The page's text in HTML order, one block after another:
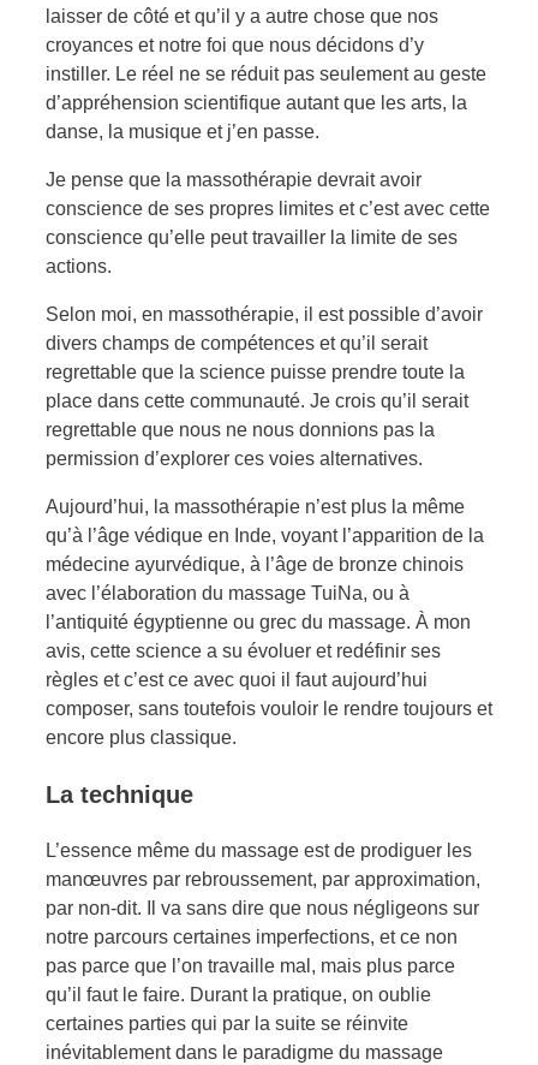
laisser de côté et qu’il y a autre chose que nos
croyances et notre foi que nous décidons d’y
instiller. Le réel ne se réduit pas seulement au geste
d’appréhension scientifique autant que les arts, la
danse, la musique et j’en passe.
Je pense que la massothérapie devrait avoir
conscience de ses propres limites et c’est avec cette
conscience qu’elle peut travailler la limite de ses
actions.
Selon moi, en massothérapie, il est possible d’avoir
divers champs de compétences et qu’il serait
regrettable que la science puisse prendre toute la
place dans cette communauté. Je crois qu’il serait
regrettable que nous ne nous donnions pas la
permission d’explorer ces voies alternatives.
Aujourd’hui, la massothérapie n’est plus la même
qu’à l’âge védique en Inde, voyant l’apparition de la
médecine ayurvédique, à l’âge de bronze chinois
avec l’élaboration du massage TuiNa, ou à
l’antiquité égyptienne ou grec du massage. À mon
avis, cette science a su évoluer et redéfinir ses
règles et c’est ce avec quoi il faut aujourd’hui
composer, sans toutefois vouloir le rendre toujours et
encore plus classique.
La technique
L’essence même du massage est de prodiguer les
manœuvres par rebroussement, par approximation,
par non-dit. Il va sans dire que nous négligeons sur
notre parcours certaines imperfections, et ce non
pas parce que l’on travaille mal, mais plus parce
qu’il faut le faire. Durant la pratique, on oublie
certaines parties qui par la suite se réinvite
inévitablement dans le paradigme du massage